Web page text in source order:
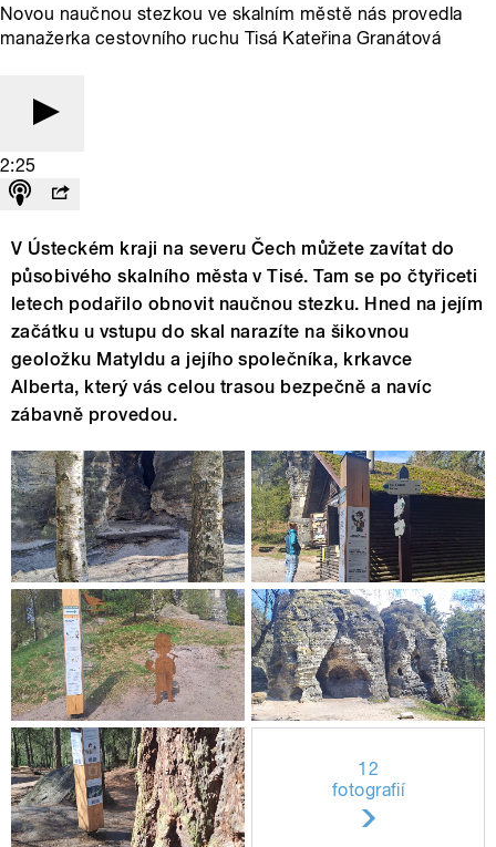
Novou naučnou stezkou ve skalním městě nás provedla
manažerka cestovního ruchu Tisá Kateřina Granátová
2:25
V Ústeckém kraji na severu Čech můžete zavítat do
působivého skalního města v Tisé. Tam se po čtyřiceti
letech podařilo obnovit naučnou stezku. Hned na jejím
začátku u vstupu do skal narazíte na šikovnou
geoložku Matyldu a jejího společníka, krkavce
Alberta, který vás celou trasou bezpečně a navíc
zábavně provedou.
12
fotografií